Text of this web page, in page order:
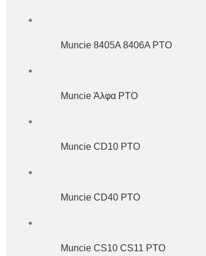
Muncie 8405A 8406A PTO
Muncie Άλφα PTO
Muncie CD10 ΡΤΟ
Muncie CD40 PTO
Muncie CS10 CS11 PTO